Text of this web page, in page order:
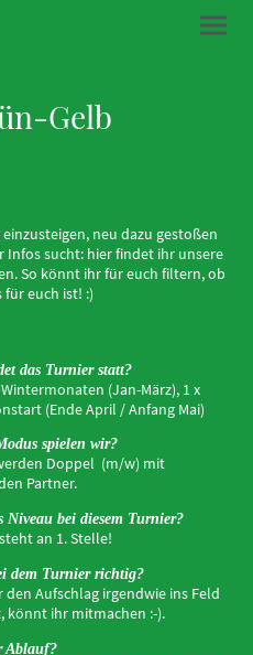
Gelb
neu dazu gestoßen
Infos sucht: hier findet ihr unsere
So könnt ihr für euch filtern, ob
euch ist! :)
das Turnier statt?
(Jan-März), 1 x
(Ende April / Anfang Mai)
spielen wir?
Doppel (m/w) mit
Partner.
Niveau bei diesem Turnier?
an 1. Stelle!
dem Turnier richtig?
den Aufschlag irgendwie ins Feld
könnt ihr mitmachen :-).
Ablauf?